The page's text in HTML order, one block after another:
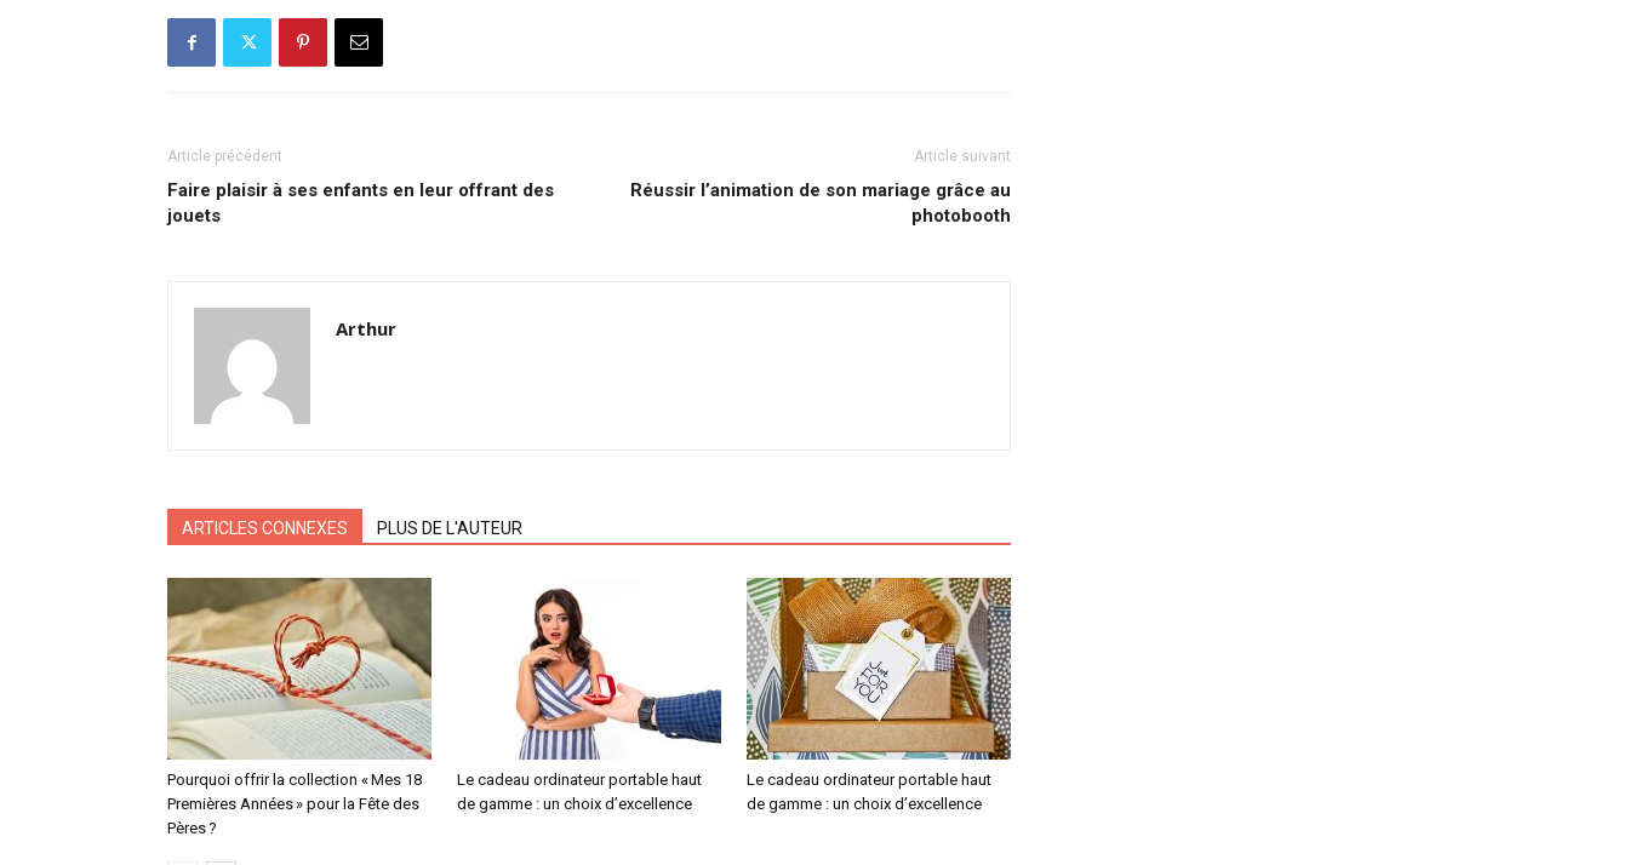
Article précédent
Faire plaisir à ses enfants en leur offrant des
jouets
Article suivant
Réussir l’animation de son mariage grâce au
photobooth
Arthur
ARTICLES CONNEXES PLUS DE L'AUTEUR
Pourquoi offrir la collection « Mes 18
Premières Années » pour la Fête des
Pères ?
Le cadeau ordinateur portable haut
de gamme : un choix d’excellence
Le cadeau ordinateur portable haut
de gamme : un choix d’excellence